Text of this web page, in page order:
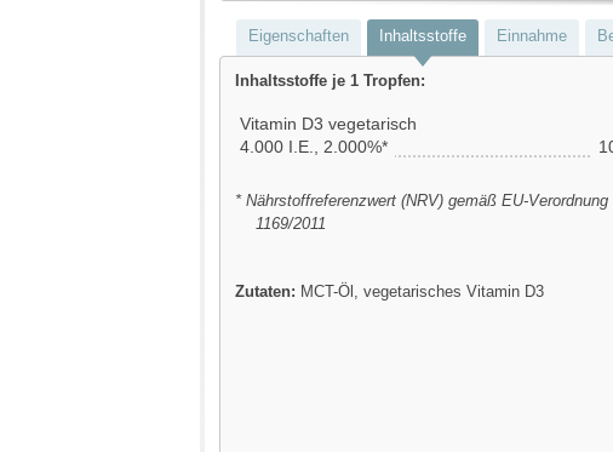
Eigenschaften Inhaltsstoffe Einnahme
Inhaltsstoffe je 1 Tropfen:
Vitamin D3 vegetarisch
4.000 I.E., 2.000%*
* Nährstoffreferenzwert (NRV) gemäß EU-Verordnung
1169/2011
Zutaten: MCT-Öl, vegetarisches Vitamin D3